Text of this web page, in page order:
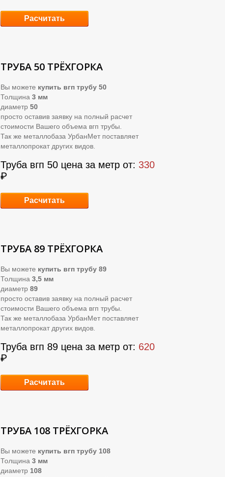
Расчитать
ТРУБА 50 ТРЁХГОРКА
Вы можете купить вгп трубу 50
Толщина 3 мм
диаметр 50
просто оставив заявку на полный расчет
стоимости Вашего объема вгп трубы.
Так же металлобаза УрбанМет поставляет
металлопрокат других видов.
Труба вгп 50 цена за метр от: 330
₽
Расчитать
ТРУБА 89 ТРЁХГОРКА
Вы можете купить вгп трубу 89
Толщина 3,5 мм
диаметр 89
просто оставив заявку на полный расчет
стоимости Вашего объема вгп трубы.
Так же металлобаза УрбанМет поставляет
металлопрокат других видов.
Труба вгп 89 цена за метр от: 620
₽
Расчитать
ТРУБА 108 ТРЁХГОРКА
Вы можете купить вгп трубу 108
Толщина 3 мм
диаметр 108